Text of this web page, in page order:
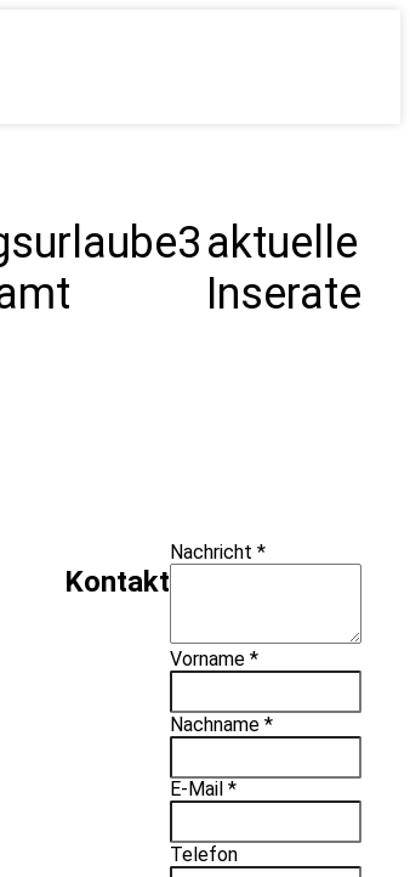
3aktuelle
Inserate
Kontakt
Nachricht *
Vorname *
Nachname *
E-Mail *
Telefon